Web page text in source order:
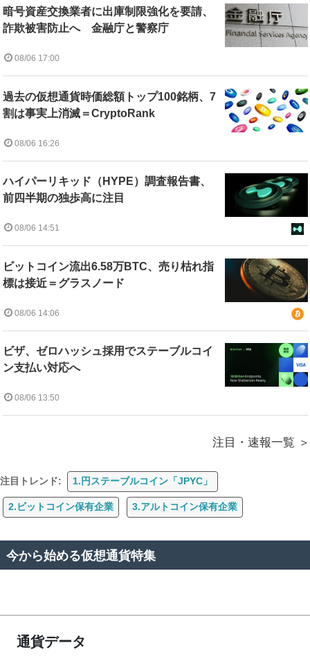
暗号資産交換業者に出庫制限強化を要請、
詐欺被害防止へ 金融庁と警察庁
08/06 17:00
過去の仮想通貨時価総額トップ100銘柄、7
割は事実上消滅＝CryptoRank
08/06 16:26
ハイパーリキッド（HYPE）調査報告書、
前四半期の独歩高に注目
08/06 14:51
ビットコイン流出6.58万BTC、売り枯れ指
標は接近＝グラスノード
08/06 14:06
ビザ、ゼロハッシュ採用でステーブルコイ
ン支払い対応へ
08/06 13:50
注目・速報一覧
注目トレンド: 1.円ステーブルコイン「JPYC」
2.ビットコイン保有企業 3.アルトコイン保有企業
今から始める仮想通貨特集
通貨データ